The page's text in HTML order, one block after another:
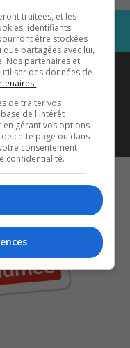
est diffusé
HD2
sur…
traitées, et les
identifiants
être stockées
partagées avec lui,
Nos partenaires et
des données de
de traiter vos
de l'intérêt
en gérant vos options
cette page ou dans
consentement
confidentialité.